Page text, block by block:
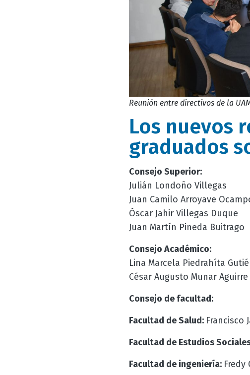
Reunión entre directivos de la
Los nuevos
graduados
Consejo Superior:
Julián Londoño Villegas
Juan Camilo Arroyave
Óscar Jahir Villegas Duque
Juan Martín Pineda Buitrago
Consejo Académico:
Lina Marcela Piedrahíta
César Augusto Munar Aguirre
Consejo de facultad:
Facultad de Salud: Francisco
Facultad de Estudios
Facultad de ingeniería: Fredy